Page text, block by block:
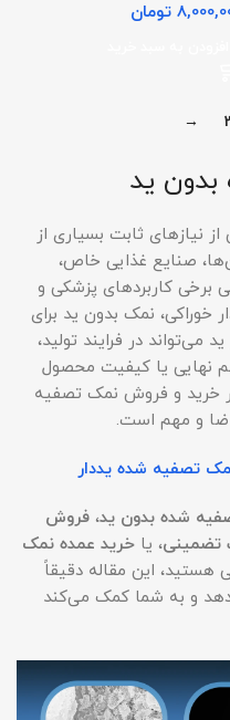
تومان
→
ید
از نیازهای ثابت بسیاری از
صنایع غذایی خاص،
برخی کاربردهای پزشکی و
خوراکی، نمک بدون ید برای
در فرایند تولید،
نهایی یا کیفیت محصول
خرید و فروش نمک تصفیه
و مهم است.
تصفیه شده یددار
شده بدون ید، فروش
تضمینی، یا خرید عمده نمک
هستید، این مقاله دقیقاً
و به شما کمک می‌کند